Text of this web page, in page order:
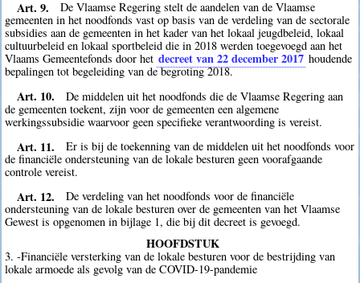
Art. 9.
De Vlaamse Regering stelt de aandelen van de Vlaamse
gemeenten in het noodfonds vast op basis van de verdeling van de sectorale
subsidies aan de gemeenten in het kader van het lokaal jeugdbeleid, lokaal
cultuurbeleid en lokaal sportbeleid die in 2018 werden toegevoegd aan het
Vlaams Gemeentefonds door het decreet van 22 december 2017 houdende
bepalingen tot begeleiding van de begroting 2018.
Art. 10.
De middelen uit het noodfonds die de Vlaamse Regering aan
de gemeenten toekent, zijn voor de gemeenten een algemene
werkingssubsidie waarvoor geen specifieke verantwoording is vereist.
Art. 11.
Er is bij de toekenning van de middelen uit het noodfonds voor
de financiële ondersteuning van de lokale besturen geen voorafgaande
controle vereist.
Art. 12.
De verdeling van het noodfonds voor de financiële
ondersteuning van de lokale besturen over de gemeenten van het Vlaamse
Gewest is opgenomen in bijlage 1, die bij dit decreet is gevoegd.
HOOFDSTUK
3. -Financiële versterking van de lokale besturen voor de bestrijding van
lokale armoede als gevolg van de COVID-19-pandemie